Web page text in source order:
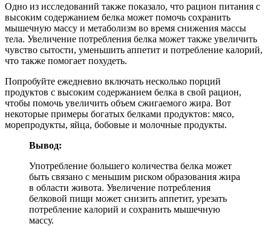
Одно из исследований также показало, что рацион питания с
высоким содержанием белка может помочь сохранить
мышечную массу и метаболизм во время снижения массы
тела. Увеличение потребления белка может также увеличить
чувство сытости, уменьшить аппетит и потребление калорий,
что также помогает похудеть.
Попробуйте ежедневно включать несколько порций
продуктов с высоким содержанием белка в свой рацион,
чтобы помочь увеличить объем сжигаемого жира. Вот
некоторые примеры богатых белками продуктов: мясо,
морепродукты, яйца, бобовые и молочные продукты.
Вывод:
Употребление большего количества белка может
быть связано с меньшим риском образования жира
в области живота. Увеличение потребления
белковой пищи может снизить аппетит, урезать
потребление калорий и сохранить мышечную
массу.